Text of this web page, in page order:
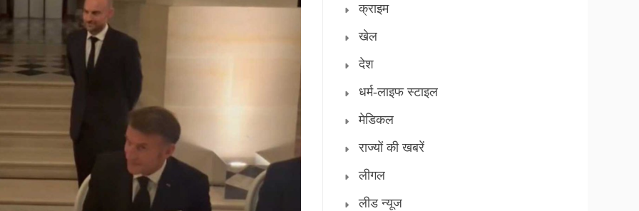
क्राइम
खेल
देश
धर्म-लाइफ स्टाइल
मेडिकल
राज्यों की खबरें
लीगल
लीड न्यूज